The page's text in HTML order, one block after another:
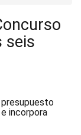
seis
presupuesto
incorpora